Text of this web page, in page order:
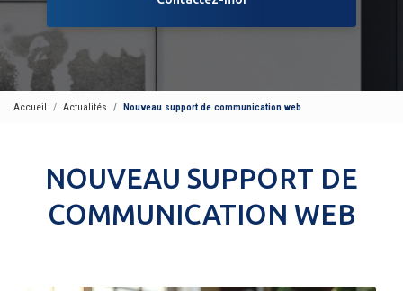
Accueil Actualités Nouveau support de communication web
NOUVEAU SUPPORT DE
COMMUNICATION WEB